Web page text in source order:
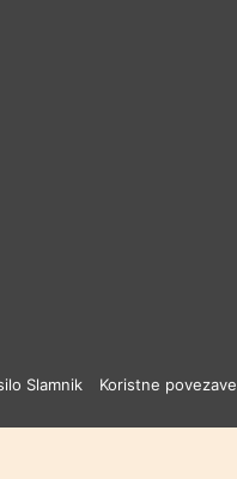
Slamnik Koristne povezave